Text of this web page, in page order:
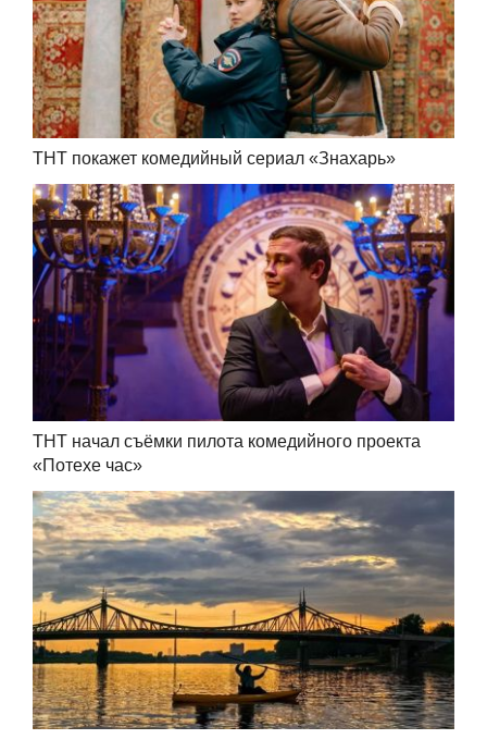
ТНТ покажет комедийный сериал «Знахарь»
ТНТ начал съёмки пилота комедийного проекта
«Потехе час»